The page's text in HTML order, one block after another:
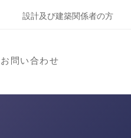
設計及び建築関係者の方
お問い合わせ